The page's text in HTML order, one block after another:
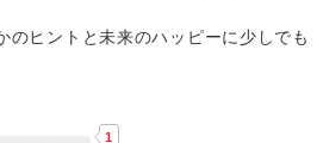
のヒントと未来のハッピーに少しでも
1